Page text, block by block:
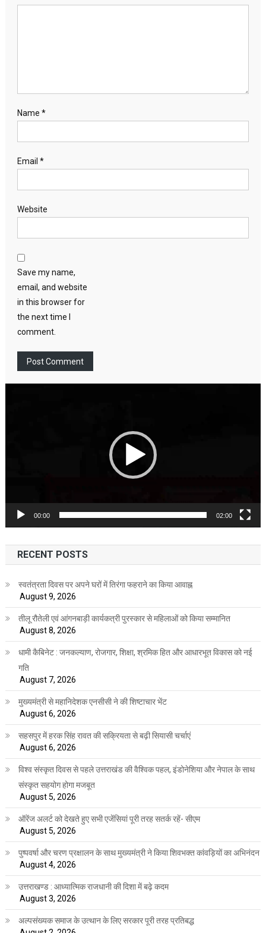
Name *
Email *
Website
Save my name,
email, and website
in this browser for
the next time I
comment.
00:00 02:00
RECENT POSTS
स्वतंत्रता दिवस पर अपने घरों में तिरंगा फहराने का किया आवाह्न
August 9, 2026
तीलू रौतेली एवं आंगनबाड़ी कार्यकत्री पुरस्कार से महिलाओं को किया सम्मानित
August 8, 2026
धामी कैबिनेट : जनकल्याण, रोजगार, शिक्षा, श्रमिक हित और आधारभूत विकास को नई
गति
August 7, 2026
मुख्यमंत्री से महानिदेशक एनसीसी ने की शिष्टाचार भेंट
August 6, 2026
सहसपुर में हरक सिंह रावत की सक्रियता से बढ़ी सियासी चर्चाएं
August 6, 2026
विश्व संस्कृत दिवस से पहले उत्तराखंड की वैश्विक पहल, इंडोनेशिया और नेपाल के साथ
संस्कृत सहयोग होगा मजबूत
August 5, 2026
ऑरेंज अलर्ट को देखते हुए सभी एजेंसियां पूरी तरह सतर्क रहें- सीएम
August 5, 2026
पुष्पवर्षा और चरण प्रक्षालन के साथ मुख्यमंत्री ने किया शिवभक्त कांवड़ियों का अभिनंदन
August 4, 2026
उत्तराखण्ड : आध्यात्मिक राजधानी की दिशा में बढ़े कदम
August 3, 2026
अल्पसंख्यक समाज के उत्थान के लिए सरकार पूरी तरह प्रतिबद्ध